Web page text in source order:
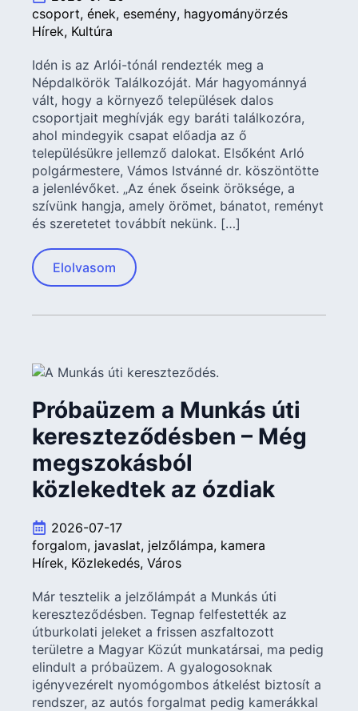
csoport ének esemény hagyományörzés
Hírek Kultúra
Idén is az Arlói-tónál rendezték meg a
Népdalkörök Találkozóját. Már hagyománnyá
vált, hogy a környező települések dalos
csoportjait meghívják egy baráti találkozóra,
ahol mindegyik csapat előadja az ő
településükre jellemző dalokat. Elsőként Arló
polgármestere, Vámos Istvánné dr. köszöntötte
a jelenlévőket. „Az ének őseink öröksége, a
szívünk hangja, amely örömet, bánatot, reményt
és szeretetet továbbít nekünk. […]
Elolvasom
Próbaüzem a Munkás úti
kereszteződésben – Még
megszokásból
közlekedtek az ózdiak
2026-07-17
forgalom javaslat jelzőlámpa kamera
Hírek Közlekedés Város
Már tesztelik a jelzőlámpát a Munkás úti
kereszteződésben. Tegnap felfestették az
útburkolati jeleket a frissen aszfaltozott
területre a Magyar Közút munkatársai, ma pedig
elindult a próbaüzem. A gyalogosoknak
igényvezérelt nyomógombos átkelést biztosít a
rendszer, az autós forgalmat pedig kamerákkal